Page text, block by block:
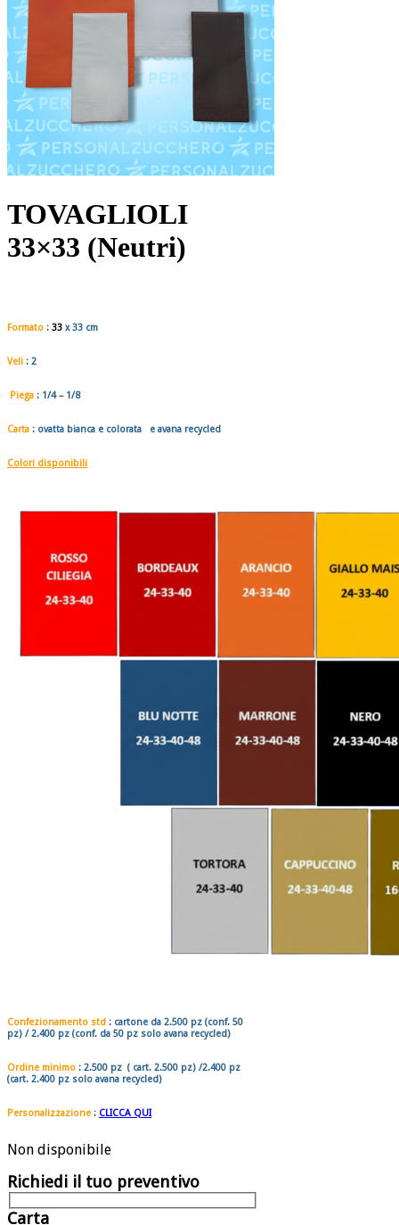
TOVAGLIOLI
33×33 (Neutri)
Formato : 33 x 33 cm
Veli : 2
Piega : 1/4 – 1/8
Carta : ovatta bianca e colorata e avana recycled
Colori disponibili
Confezionamento std : cartone da 2.500 pz (conf. 50
pz) /2.400 pz (conf. da 50 pz solo avana recycled)
Ordine minimo : 2.500 pz ( cart. 2.500 pz) /2.400 pz
(cart. 2.400 pz solo avana recycled)
Personalizzazione : CLICCA QUI
Non disponibile
Richiedi il tuo preventivo
Carta